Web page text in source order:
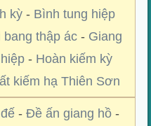
kỳ- Bình tung hiệp
bang thập ác - Giang
- Hoàn kiếm kỳ
kiếm hạ Thiên Sơn
-Đề ấn giang hồ -